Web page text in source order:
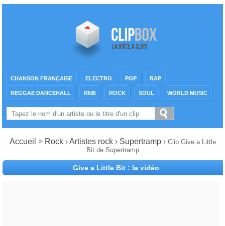
CHANSON FRANÇAISE ELECTRO POP RAP
REGGAE DANCEHALL RNB ROCK SOUL WORLD MUSIC
Accueil > Rock ›Artistes rock› Supertramp › Clip Give a Little
Bit de Supertramp
Give a Little Bit : la vidéo